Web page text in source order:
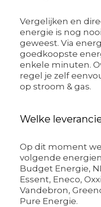
Vergelijken en
energie is nog
geweest. Via
goedkoopste
enkele minuten.
regel je zelf
op stroom & gas.
Welke
Op dit moment
volgende
Budget Energie,
Essent, Eneco,
Vandebron,
Pure Energie.